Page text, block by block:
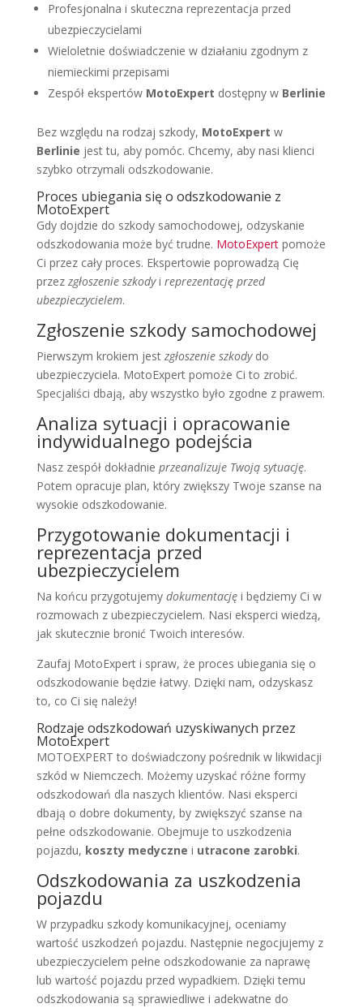
Profesjonalna i skuteczna reprezentacja przed
ubezpieczycielami
Wieloletnie doświadczenie w działaniu zgodnym z
niemieckimi przepisami
Zespół ekspertów MotoExpert dostępny w Berlinie
Bez względu na rodzaj szkody, MotoExpert w
Berlinie jest tu, aby pomóc. Chcemy, aby nasi klienci
szybko otrzymali odszkodowanie.
Proces ubiegania się o odszkodowanie z
MotoExpert
Gdy dojdzie do szkody samochodowej, odzyskanie
odszkodowania może być trudne. MotoExpertpomoże
Ci przez cały proces. Ekspertowie poprowadzą Cię
przez zgłoszenie szkodyi reprezentację przed
ubezpieczycielem.
Zgłoszenie szkody samochodowej
Pierwszym krokiem jest zgłoszenie szkodydo
ubezpieczyciela. MotoExpert pomoże Ci to zrobić.
Specjaliści dbają, aby wszystko było zgodne z prawem.
Analiza sytuacji i opracowanie
indywidualnego podejścia
Nasz zespół dokładnie przeanalizuje Twoją sytuację.
Potem opracuje plan, który zwiększy Twoje szanse na
wysokie odszkodowanie.
Przygotowanie dokumentacji i
reprezentacja przed
ubezpieczycielem
Na końcu przygotujemy dokumentacjęi będziemy Ci w
rozmowach z ubezpieczycielem. Nasi eksperci wiedzą,
jak skutecznie bronić Twoich interesów.
Zaufaj MotoExpert i spraw, że proces ubiegania się o
odszkodowanie będzie łatwy. Dzięki nam, odzyskasz
to, co Ci się należy!
Rodzaje odszkodowań uzyskiwanych przez
MotoExpert
MOTOEXPERT to doświadczony pośrednik w likwidacji
szkód w Niemczech. Możemy uzyskać różne formy
odszkodowań dla naszych klientów. Nasi eksperci
dbają o dobre dokumenty, by zwiększyć szanse na
pełne odszkodowanie. Obejmuje to uszkodzenia
pojazdu, koszty medyczne i utracone zarobki.
Odszkodowania za uszkodzenia
pojazdu
W przypadku szkody komunikacyjnej, oceniamy
wartość uszkodzeń pojazdu. Następnie negocjujemy z
ubezpieczycielem pełne odszkodowanie za naprawę
lub wartość pojazdu przed wypadkiem. Dzięki temu
odszkodowania są sprawiedliwe i adekwatne do